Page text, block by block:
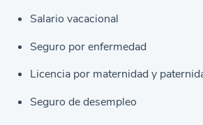
Salario vacacional
Seguro por enfermedad
Licencia por maternidad y
Seguro de desempleo